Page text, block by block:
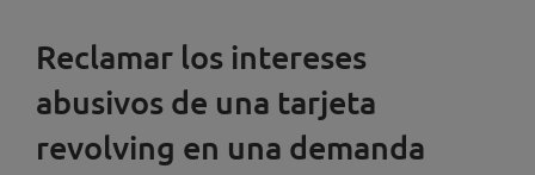
Reclamar los intereses
abusivos de una tarjeta
revolving en una demanda